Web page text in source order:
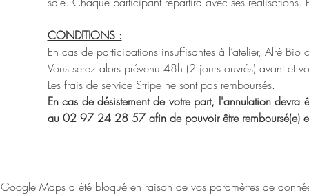
CONDITIONS :
En cas de participations insuffisantes à l’atelier, Alré
Vous serez alors prévenu 48h (2 jours ouvrés) avant et
Les frais de service Stripe ne sont pas remboursés.
En cas de désistement de votre part, l'annulation
au 02 97 24 28 57 afin de pouvoir être remboursé(e)
Google Maps a été bloqué en raison de vos paramètres de